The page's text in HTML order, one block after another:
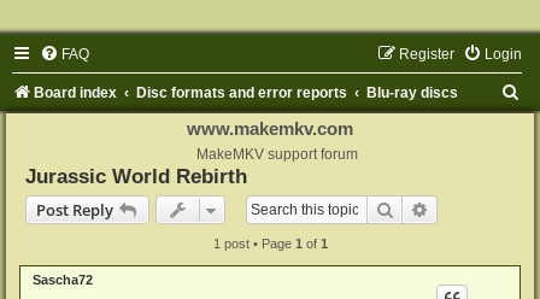
FAQ Login
Register
Board index Disc formats and error reports Blu-ray discs
www.makemkv.com
MakeMKV support forum
Jurassic World Rebirth
Post Reply
Search
1 post • Page 1 of 1
Sascha72